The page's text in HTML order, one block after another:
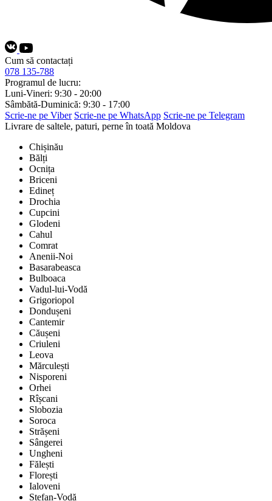
Cum să contactați
078 135-788
Programul de lucru:
Luni-Vineri: 9:30 - 20:00
Sâmbătă-Duminică: 9:30 - 17:00
Scrie-ne pe Viber Scrie-ne pe WhatsApp Scrie-ne pe Telegram
Livrare de saltele, paturi, perne în toată Moldova
Chișinău
Bălți
Ocnița
Briceni
Edineț
Drochia
Cupcini
Glodeni
Cahul
Comrat
Anenii-Noi
Basarabeasca
Bulboaca
Vadul-lui-Vodă
Grigoriopol
Dondușeni
Cantemir
Căușeni
Criuleni
Leova
Mărculești
Nisporeni
Orhei
Rîșcani
Slobozia
Soroca
Strășeni
Sângerei
Ungheni
Fălești
Florești
Ialoveni
Ștefan-Vodă